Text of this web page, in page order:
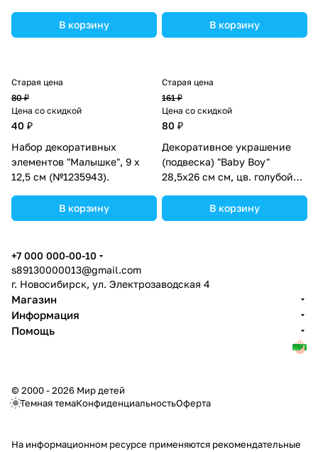
В корзину
В корзину
Старая цена
80 ₽
Цена со скидкой
40 ₽
Набор декоративных
элементов "Малышке", 9 х
12,5 см (№1235943).
В корзину
Старая цена
161 ₽
Цена со скидкой
80 ₽
Декоративное украшение
(подвеска) "Baby Boy"
28,5х26 см см, цв. голубой
В корзину
+7 000 000-00-10
s89130000013@gmail.com
г. Новосибирск, ул. Электрозаводская 4
Магазин
Информация
Помощь
© 2000 - 2026 Мир детей
Темная темаКонфиденциальностьОферта
На информационном ресурсе применяются рекомендательные